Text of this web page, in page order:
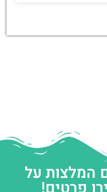
המלצות על